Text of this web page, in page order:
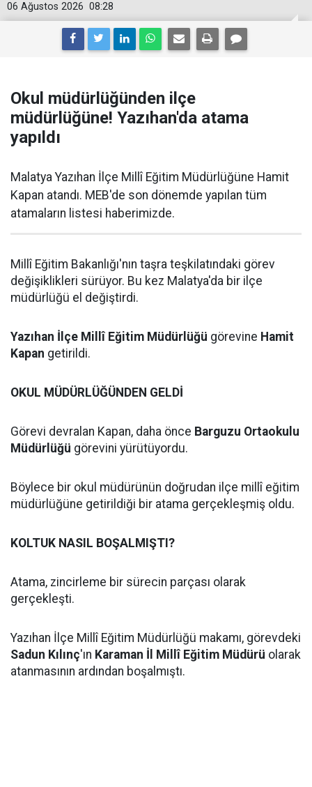
08:28
06 Ağustos 2026
Okul müdürlüğünden ilçe
müdürlüğüne! Yazıhan'da atama
yapıldı
Malatya Yazıhan İlçe Millî Eğitim Müdürlüğüne Hamit
Kapan atandı. MEB'de son dönemde yapılan tüm
atamaların listesi haberimizde.
Millî Eğitim Bakanlığı'nın taşra teşkilatındaki görev
değişiklikleri sürüyor. Bu kez Malatya'da bir ilçe
müdürlüğü el değiştirdi.
Yazıhan İlçe Millî Eğitim Müdürlüğü görevine Hamit
Kapan getirildi.
OKUL MÜDÜRLÜĞÜNDEN GELDİ
Görevi devralan Kapan, daha önce Barguzu Ortaokulu
Müdürlüğü görevini yürütüyordu.
Böylece bir okul müdürünün doğrudan ilçe millî eğitim
müdürlüğüne getirildiği bir atama gerçekleşmiş oldu.
KOLTUK NASIL BOŞALMIŞTI?
Atama, zincirleme bir sürecin parçası olarak
gerçekleşti.
Yazıhan İlçe Millî Eğitim Müdürlüğü makamı, görevdeki
Sadun Kılınç'ın Karaman İl Millî Eğitim Müdürü olarak
atanmasının ardından boşalmıştı.